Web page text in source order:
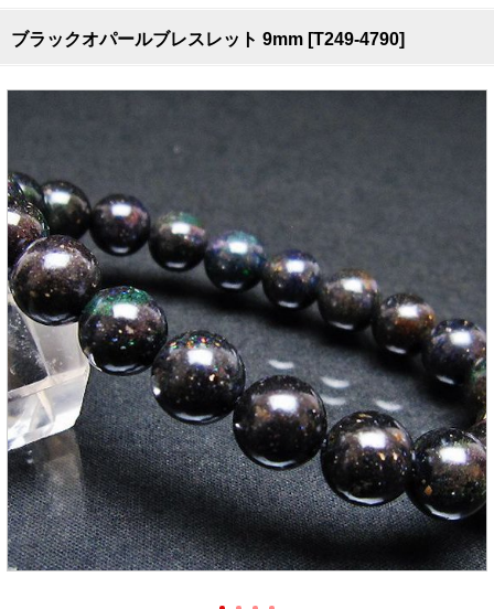
ブラックオパールブレスレット 9mm [T249-4790]